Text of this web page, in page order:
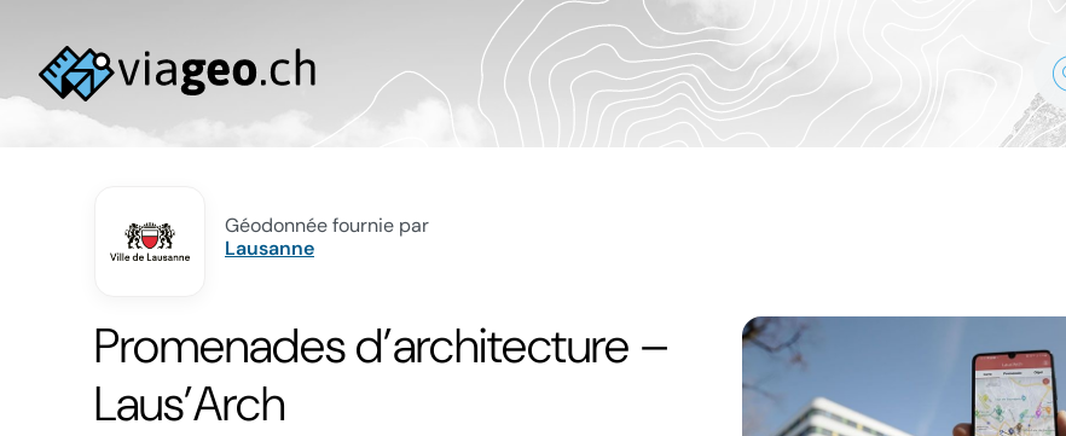
Géodonnée fournie par
Lausanne
Promenades d’architecture –
Laus’Arch